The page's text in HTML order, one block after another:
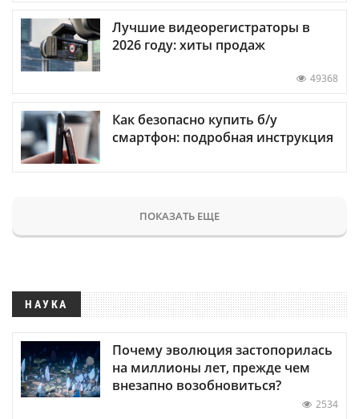
Лучшие видеорегистраторы в
2026 году: хиты продаж
49368
Как безопасно купить б/у
смартфон: подробная инструкция
ПОКАЗАТЬ ЕЩЕ
НАУКА
Почему эволюция застопорилась
на миллионы лет, прежде чем
внезапно возобновиться?
2534